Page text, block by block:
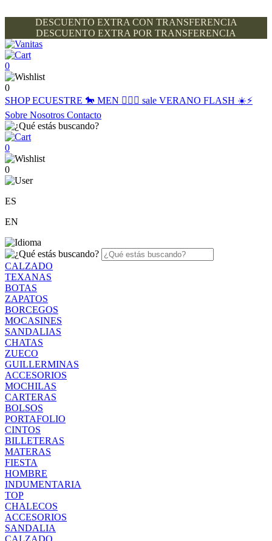
DESCUENTO EXTRA CON TRANSFERENCIA
DESCUENTO EXTRA POR TRANSFERENCIA
0
0
SHOPECUESTRE 🐎 MEN 🙋🏽‍♂️ sale VERANO FLASH ☀️⚡️
Sobre Nosotros Contacto
0
0
ES
EN
CALZADO
TEXANAS
BOTAS
ZAPATOS
BORCEGOS
MOCASINES
SANDALIAS
CHATAS
ZUECO
GUILLERMINAS
ACCESORIOS
MOCHILAS
CARTERAS
BOLSOS
PORTAFOLIO
CINTOS
BILLETERAS
MATERAS
FIESTA
HOMBRE
INDUMENTARIA
TOP
CHALECOS
ACCESORIOS
SANDALIA
CALZADO